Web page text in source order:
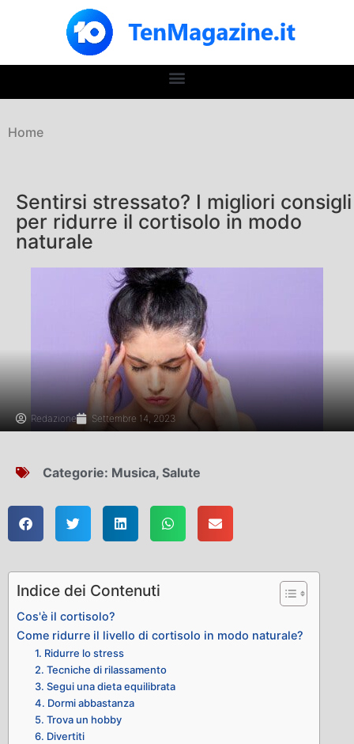
Home
Sentirsi stressato? I migliori consigli
per ridurre il cortisolo in modo
naturale
Redazione Settembre 14, 2023
Categorie: Musica, Salute
Indice dei Contenuti
Cos'è il cortisolo?
Come ridurre il livello di cortisolo in modo naturale?
1. Ridurre lo stress
2. Tecniche di rilassamento
3. Segui una dieta equilibrata
4. Dormi abbastanza
5. Trova un hobby
6. Divertiti